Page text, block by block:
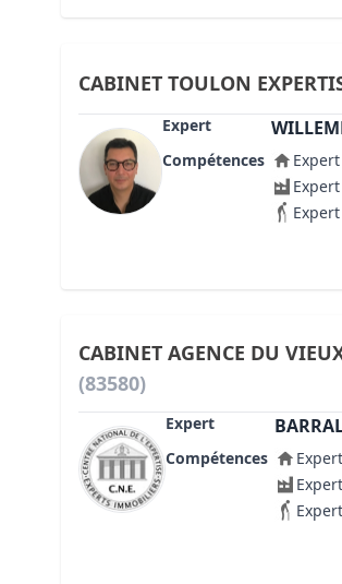
CABINET TOULON
Expert
Compétences
CABINET AGENCE DU
(83580)
Expert
Compétences